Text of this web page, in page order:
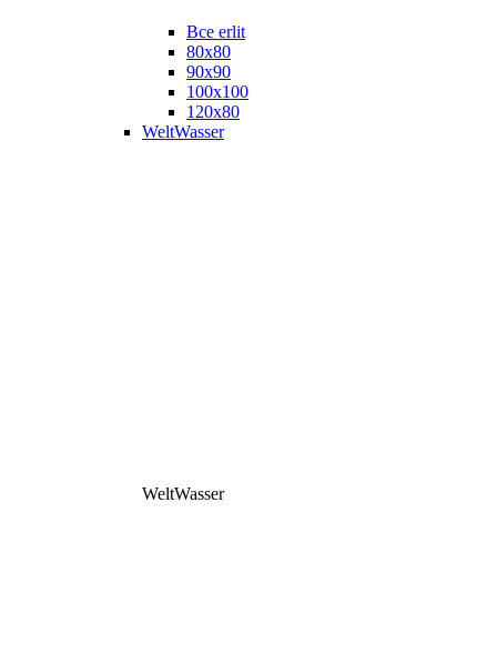
Все erlit
80x80
90x90
100x100
120x80
WeltWasser
WeltWasser